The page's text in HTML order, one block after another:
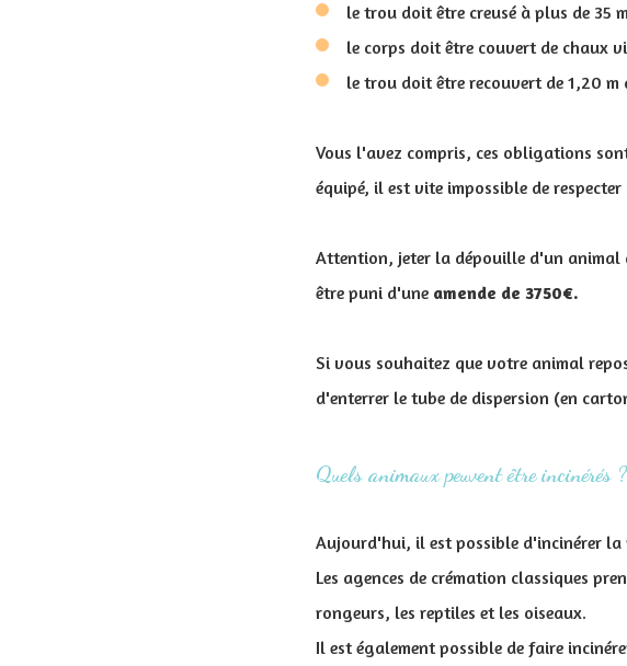
le trou doit être creusé à plus de 35
le corps doit être couvert de chaux
le trou doit être recouvert de 1,20 m
Vous l'avez compris, ces obligations
équipé, il est vite impossible de
Attention, jeter la dépouille d'un
être puni d'une amende de 3750€.
Si vous souhaitez que votre animal
d'enterrer le tube de dispersion (en
Quels animaux peuvent être incinérés ?
Aujourd'hui, il est possible d'incinérer
Les agences de crémation classiques
rongeurs, les reptiles et les oiseaux.
Il est également possible de faire